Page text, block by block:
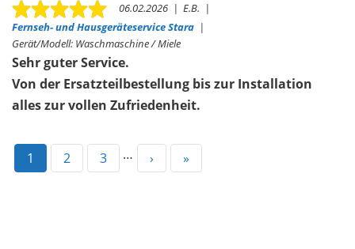
06.02.2026 | E.B. |
Fernseh- und Hausgeräteservice Stara |
Gerät/Modell: Waschmaschine / Miele
Sehr guter Service.
Von der Ersatzteilbestellung bis zur Installation
alles zur vollen Zufriedenheit.
Aktuelle
1 Page
2 Page
3 …
Nächste
›
Letzte
»